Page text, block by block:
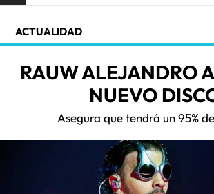
ACTUALIDAD
RAUW ALEJANDRO
NUEVO
Asegura que tendrá un 95%